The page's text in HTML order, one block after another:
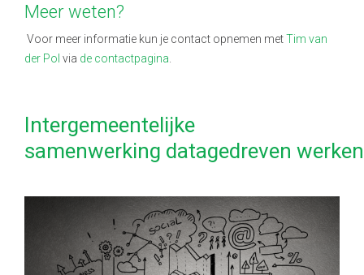
Meer weten?
Voor meer informatie kun je contact opnemen metTim van
der Pol via de contactpagina
Intergemeentelijke
samenwerking datagedreven